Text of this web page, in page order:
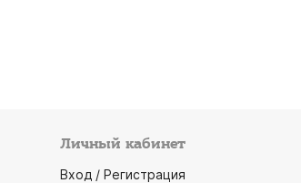
Личный кабинет
Вход / Регистрация